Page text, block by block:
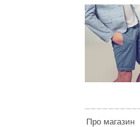
Про магазин